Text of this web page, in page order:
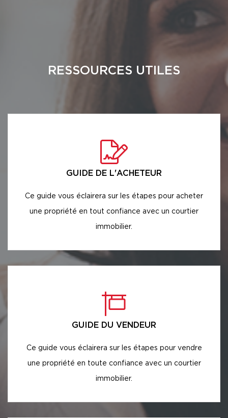
RESSOURCES UTILES
GUIDE DE L'ACHETEUR
Ce guide vous éclairera sur les étapes pour acheter
une propriété en tout confiance avec un courtier
immobilier.
GUIDE DU VENDEUR
Ce guide vous éclairera sur les étapes pour vendre
une propriété en toute confiance avec un courtier
immobilier.